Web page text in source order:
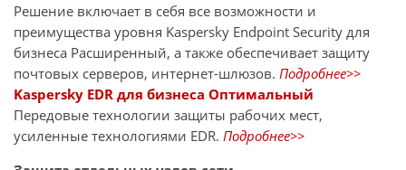
Решение включает в себя все возможности и
преимущества уровня Kaspersky Endpoint Security для
бизнеса Расширенный, а также обеспечивает защиту
почтовых серверов, интернет-шлюзов. Подробнее>>
Kaspersky EDR для бизнеса Оптимальный
Передовые технологии защиты рабочих мест,
усиленные технологиями EDR. Подробнее>>